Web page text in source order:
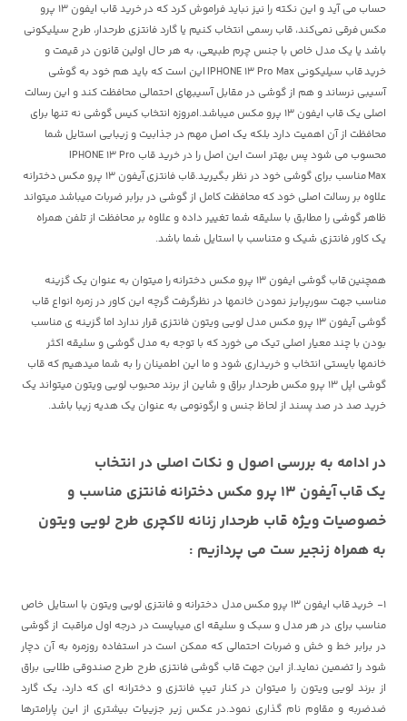
حساب می آید و این نکته را نیز نباید فراموش کرد که در
خرید قاب ایفون 13 پرو
مکسفرقی نمی‌کند، قاب رسمی انتخاب کنیم یا گارد فانتزی طرحدار، طرح سیلیکونی
باشد یا یک مدل خاص با جنس چرم طبیعی، به هر حال اولین قانون در قیمت و
خریدقاب سیلیکونی IPHONE 13 Pro Max
این است که باید هم خود به گوشی
آسیبی نرساند و هم از گوشی در مقابل آسیبهای احتمالی محافظت کند و این رسالت
اصلی یک قاب ایفون 13 پرو مکس
میباشد.امروزه انتخاب کیس گوشی نه تنها برای
محافظت از آن اهمیت دارد بلکه یک اصل مهم در جذابیت و زیبایی استایل شما
محسوب می شود پس بهتر است این اصل را در خرید قاب IPHONE 13 Pro
Max مناسب برای گوشی خود در نظر بگیرید.قاب فانتزی
آیفون 13 پرو مکس
دخترانه
علاوه بر رسالت اصلی خود که محافظت کامل از گوشی در برابر ضربات میباشد میتواند
ظاهر گوشی را مطابق با سلیقه شما تغییر داده و علاوه بر محافظت از تلفن همراه
یک کاور فانتزی شیک و متناسب با استایل شما باشد.
همچنینقاب گوشی ایفون 13 پرو مکس دخترانه
را میتوان به عنوان یک گزینه
مناسب جهت سورپرایز نمودن خانمها در نظرگرفت گرچه این کاور در زمره انواع قاب
گوشی آیفون 13 پرو مکس مدل لویی ویتون فانتزی
قرار ندارد اما گزینه ی مناسب
بودن با چند معیار اصلی تیک می خورد که با توجه به مدل گوشی و سلیقه اکثر
خانمها بایستی انتخاب و خریداری شود و ما این اطمینان را به شما میدهیم که قاب
گوشی اپل 13 پرو مکس طرحدار براق و شاین از برند محبوب لویی ویتون میتواند یک
خرید صد در صد پسند از لحاظ جنس و ارگونومی به عنوان یک هدیه زیبا باشد.
در ادامه به بررسی اصول و نکات اصلی در انتخاب
یک قاب آیفون 13 پرو مکس دخترانه
فانتزی مناسب و
خصوصیات ویژه قاب طرحدار زنانه لاکچری طرح لویی ویتون
به همراه زنجیر ست می پردازیم :
1- خرید قاب ایفون 13 پرو مکس
مدل دخترانه و فانتزی لویی ویتون با استایل خاص
مناسب برای در هر مدل و سبک و سلیقه ای میبایست در درجه اول مراقبت از گوشی
در برابر خط و خش و ضربات احتمالی که ممکن است در استفاده روزمره به آن دچار
شود را تضمین نماید.از این جهت قاب گوشی فانتزی طرح طرح صندوقی طلایی براق
از برند لویی ویتون را میتوان در کنار تیپ فانتزی و دخترانه ای که دارد، یک گارد
ضدضربه و مقاوم نام گذاری نمود.در عکس زیر جزییات بیشتری از این پارامترها